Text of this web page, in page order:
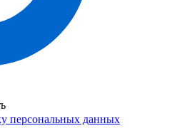
персональных данных